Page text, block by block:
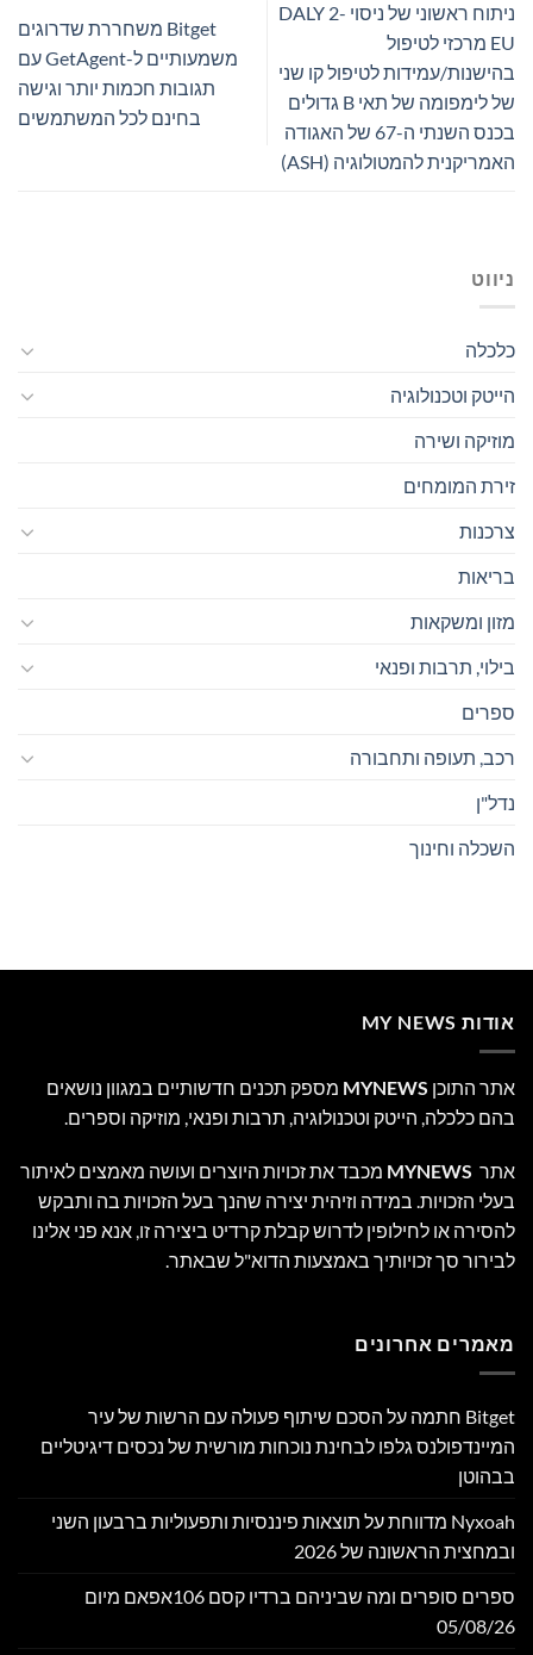
ניתוח ראשוני של ניסוי DALY 2-
EU מרכזי לטיפול
בהישנות/עמידות לטיפול קו שני
של לימפומה של תאי B גדולים
בכנס השנתי ה-67 של האגודה
האמריקנית להמטולוגיה (ASH)
Bitget משחררת שדרוגים
משמעותיים ל-GetAgent עם
תגובות חכמות יותר וגישה
בחינם לכל המשתמשים
ניווט
כלכלה
הייטק וטכנולוגיה
מוזיקה ושירה
זירת המומחים
צרכנות
בריאות
מזון ומשקאות
בילוי, תרבות ופנאי
ספרים
רכב, תעופה ותחבורה
נדל"ן
השכלה וחינוך
אודות MY NEWS
אתר התוכן MYNEWS מספק תכנים חדשותיים במגוון נושאים
בהם כלכלה, הייטק וטכנולוגיה, תרבות ופנאי, מוזיקה וספרים.
אתר MYNEWS מכבד את זכויות היוצרים ועושה מאמצים לאיתור
בעלי הזכויות. במידה וזיהית יצירה שהנך בעל הזכויות בה ותבקש
להסירה או לחילופין לדרוש קבלת קרדיט ביצירה זו, אנא פני אלינו
לבירור סך זכויותיך באמצעות הדוא"ל שבאתר.
מאמרים אחרונים
Bitget חתמה על הסכם שיתוף פעולה עם הרשות של עיר
המיינדפולנס גלפו לבחינת נוכחות מורשית של נכסים דיגיטליים
בבהוטן
Nyxoah מדווחת על תוצאות פיננסיות ותפעוליות ברבעון השני
ובמחצית הראשונה של 2026
ספרים סופרים ומה שביניהם ברדיו קסם 106אפאם מיום
05/08/26